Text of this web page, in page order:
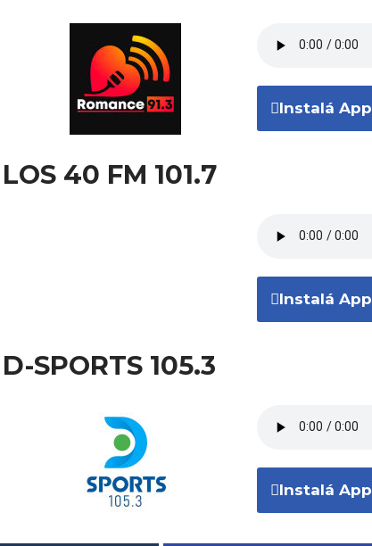
Instalá App
LOS 40 FM 101.7
Instalá App
D-SPORTS 105.3
Instalá App